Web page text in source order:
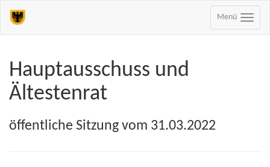
Menü
Hauptausschuss und
Ältestenrat
öffentliche Sitzung vom 31.03.2022